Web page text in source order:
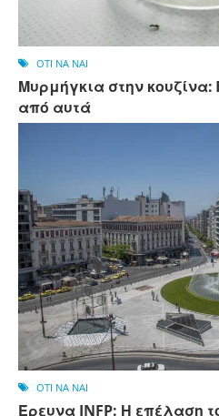
OTI NA NAI
Μυρμήγκια στην
από αυτά
OTI NA NAI
Έρευνα JNFP: Η επέλαση